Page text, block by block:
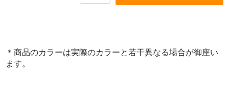
＊商品のカラーは実際のカラーと若干異なる場合が御座い
ます。